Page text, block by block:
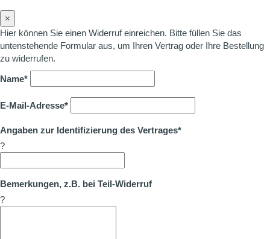
×
Hier können Sie einen Widerruf einreichen. Bitte füllen Sie das
untenstehende Formular aus, um Ihren Vertrag oder Ihre Bestellung
zu widerrufen.
Name*
E-Mail-Adresse*
Angaben zur Identifizierung des Vertrages*
?
Bemerkungen, z.B. bei Teil-Widerruf
?